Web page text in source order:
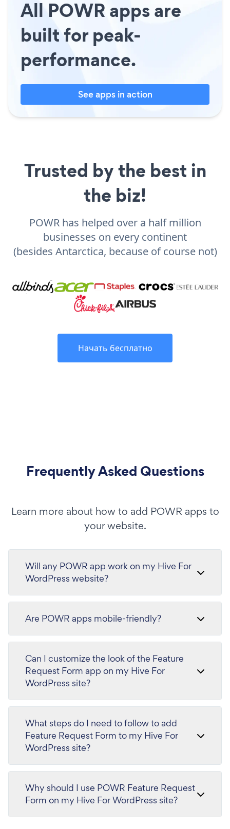
All POWR apps are
built for peak-
performance.
See apps in action
Trusted by the best in
the biz!
POWR has helped over a half million
businesses on every continent
(besides Antarctica, because of course not)
Начать бесплатно
Frequently Asked Questions
Learn more about how to add POWR apps to
your website.
Will any POWR app work on my Hive For
WordPress website?
Are POWR apps mobile-friendly?
Can I customize the look of the Feature
Request Form app on my Hive For
WordPress site?
What steps do I need to follow to add
Feature Request Form to my Hive For
WordPress site?
Why should I use POWR Feature Request
Form on my Hive For WordPress site?